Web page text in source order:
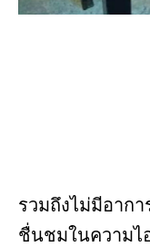
รวมถึงไม่มีอากา
ชื่นชมในความไ